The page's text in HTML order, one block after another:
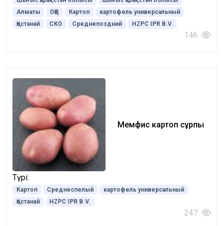
Алматы
ОҚО Картоп
картофель универсальный
Қостанай
СКО Среднепоздний HZPC IPR B.V.
146
Мемфис картоп сұрпы
Түрі:
Картоп Среднеспелый
картофель универсальный
Қостанай
HZPC IPR B.V.
247